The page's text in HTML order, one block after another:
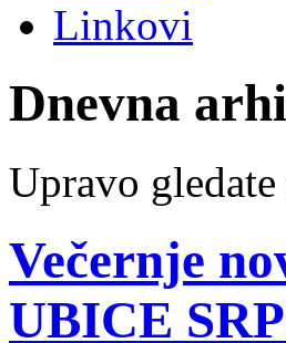
Linkovi
Dnevna
Upravo
Večernje
UBICE